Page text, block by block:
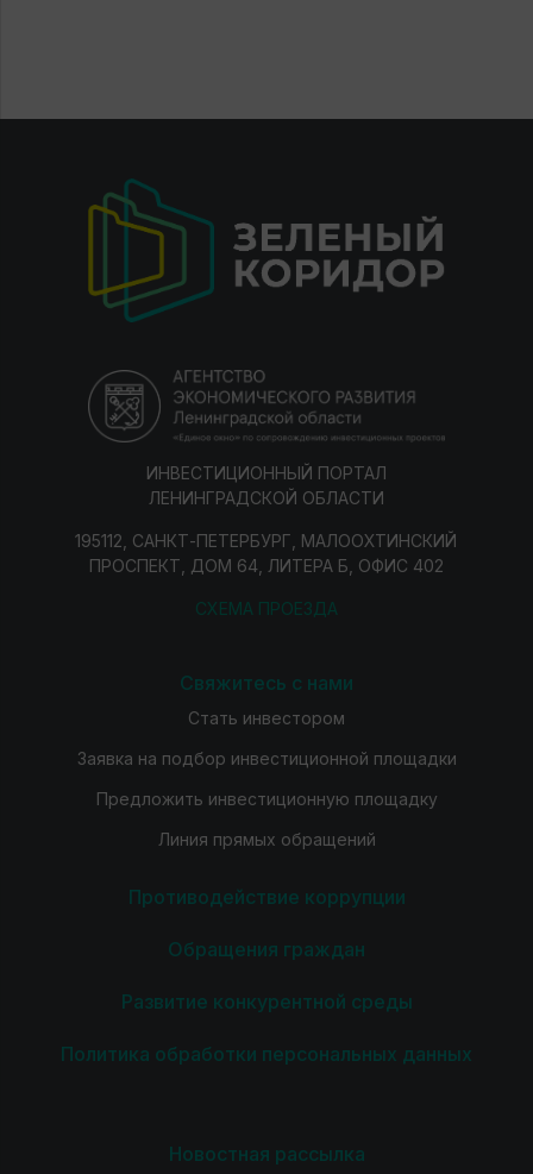
ИНВЕСТИЦИОННЫЙ ПОРТАЛ
ЛЕНИНГРАДСКОЙ ОБЛАСТИ
195112, САНКТ-ПЕТЕРБУРГ, МАЛООХТИНСКИЙ
ПРОСПЕКТ, ДОМ 64, ЛИТЕРА Б, ОФИС 402
СХЕМА ПРОЕЗДА
Свяжитесь с нами
Стать инвестором
Заявка на подбор инвестиционной площадки
Предложить инвестиционную площадку
Линия прямых обращений
Противодействие коррупции
Обращения граждан
Развитие конкурентной среды
Политика обработки персональных данных
Новостная рассылка